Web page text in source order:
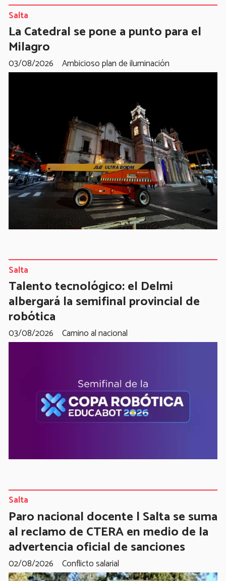
La Catedral se pone a punto para el
Milagro
Ambicioso plan de iluminación
Salta
03/08/2026
Talento tecnológico: el Delmi
albergará la semifinal provincial de
robótica
Camino al nacional
Salta
03/08/2026
Paro nacional docente | Salta se suma
al reclamo de CTERA en medio de la
advertencia oficial de sanciones
Conflicto salarial
Salta
02/08/2026